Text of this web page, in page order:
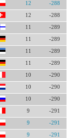
12 -288
12 -288
11 -289
11 -289
11 -289
11 -289
10 -290
10 -290
10 -290
9 -291
9 -291
9 -291